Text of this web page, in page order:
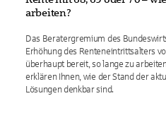
arbeiten?
Das Beratergremium des
Erhöhung des Renteneintrittsalters
überhaupt bereit, so lange zu
erklären Ihnen, wie der Stand der
Lösungen denkbar sind.